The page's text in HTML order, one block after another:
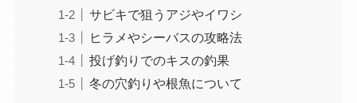
サビキで狙うアジやイワシ
ヒラメやシーバスの攻略法
投げ釣りでのキスの釣果
冬の穴釣りや根魚について